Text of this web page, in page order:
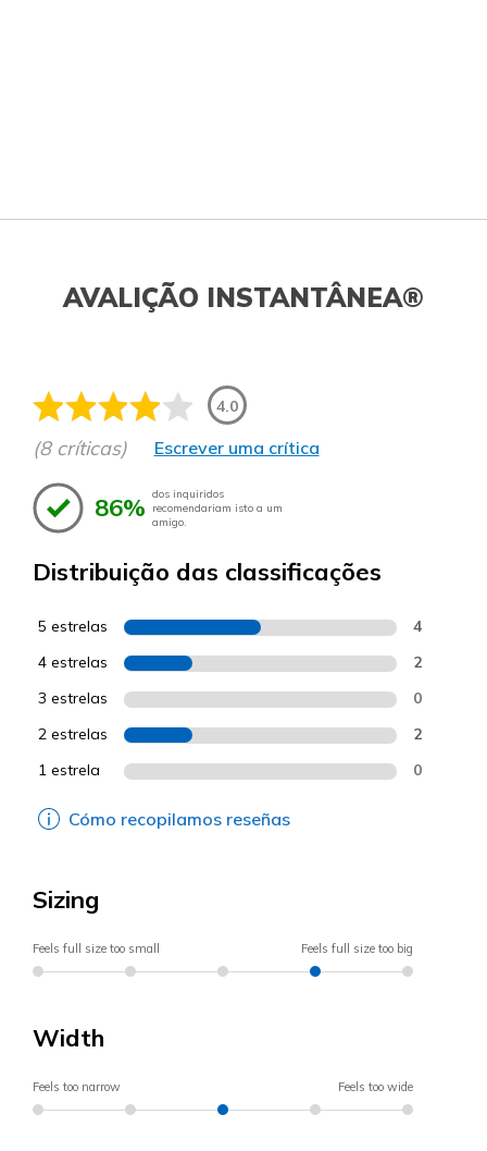
AVALIÇÃO INSTANTÂNEA®
4.0
(8 críticas) Escrever uma crítica
86% dos inquiridos
recomendariam isto a um
amigo.
Distribuição das classificações
5 estrelas 4
4 estrelas 2
3 estrelas 0
2 estrelas 2
1 estrela 0
Cómo recopilamos reseñas
Sizing
Feels full size too small Feels full size too big
Width
Feels too narrow Feels too wide